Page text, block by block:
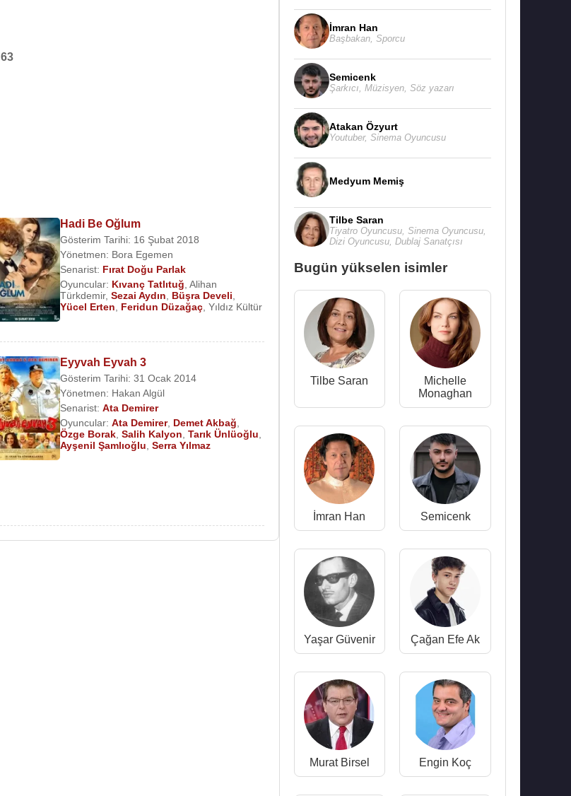
63
Hadi Be Oğlum
Gösterim Tarihi: 16 Şubat 2018
Yönetmen: Bora Egemen
Senarist: Fırat Doğu Parlak
Oyuncular: Kıvanç Tatlıtuğ ,Alihan
Türkdemir,Sezai Aydın Büşra Develi
Yücel Erten
Feridun Düzağaç ,Yıldız Kültür
Eyyvah Eyvah 3
Gösterim Tarihi: 31 Ocak 2014
Yönetmen: Hakan Algül
Senarist:Ata Demirer
Oyuncular:Ata Demirer, Demet Akbağ
Özge Borak ,Salih Kalyon ,Tarık Ünlüoğlu
Ayşenil Şamlıoğlu ,Serra Yılmaz
İmran Han
Başbakan, Sporcu
Semicenk
Şarkıcı Müzisyen, Söz yazarı
Atakan Özyurt
Youtuber, Sinema Oyuncusu
Medyum Memiş
Tilbe Saran
Tiyatro Oyuncusu, Sinema Oyuncusu,
Dizi Oyuncusu, Dublaj Sanatçısı
Bugün yükselen isimler
Tilbe Saran
Michelle
Monaghan
İmran Han Semicenk
Yaşar Güvenir Çağan Efe Ak
Murat Birsel Engin Koç